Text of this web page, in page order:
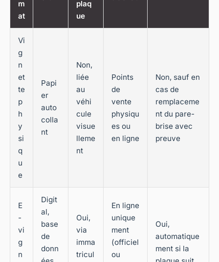
m
at
plaq
ue
Vi
g
n
et
te
p
h
y
si
q
u
e
Papi
er
auto
colla
nt
Non,
liée
au
véhi
cule
visue
lleme
nt
Points
de
vente
physiqu
es ou
en ligne
Non, sauf en
cas de
remplaceme
nt du pare-
brise avec
preuve
E
-
vi
g
n
Digit
al,
base
de
donn
Oui,
via
imma
tricul
En ligne
unique
ment
(officiel
ou
Oui,
automatique
ment si la